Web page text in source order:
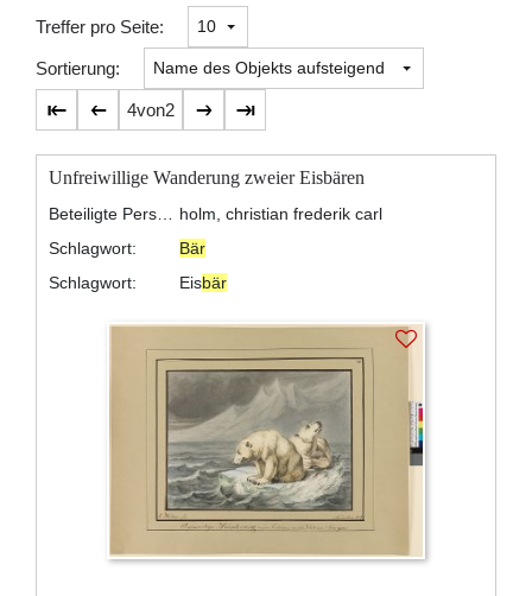
Suchtreffer:
Treffer pro Seite:
Sortierung:
4von2
Unfreiwillige Wanderung zweier Eisbären
holm, christian frederik carl
Schlagwort:
Bär
Schlagwort:
Eisbär